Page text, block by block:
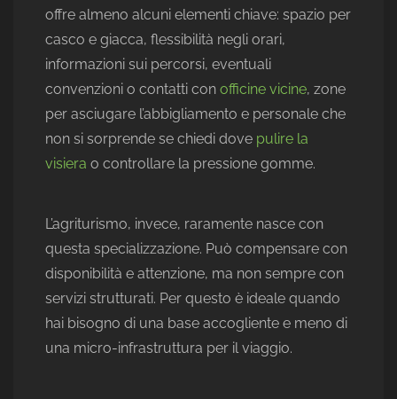
offre almeno alcuni elementi chiave: spazio per
casco e giacca, flessibilità negli orari,
informazioni sui percorsi, eventuali
convenzioni o contatti con officine vicine, zone
per asciugare l’abbigliamento e personale che
non si sorprende se chiedi dove pulire la
visiera o controllare la pressione gomme.
L’agriturismo, invece, raramente nasce con
questa specializzazione. Può compensare con
disponibilità e attenzione, ma non sempre con
servizi strutturati. Per questo è ideale quando
hai bisogno di una base accogliente e meno di
una micro-infrastruttura per il viaggio.